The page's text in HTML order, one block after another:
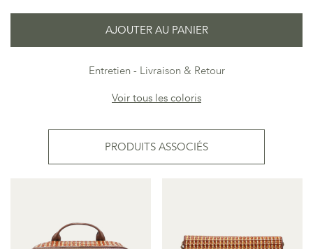
AJOUTER AU PANIER
Entretien
Livraison & Retour
Voir tous les coloris
PRODUITS ASSOCIÉS